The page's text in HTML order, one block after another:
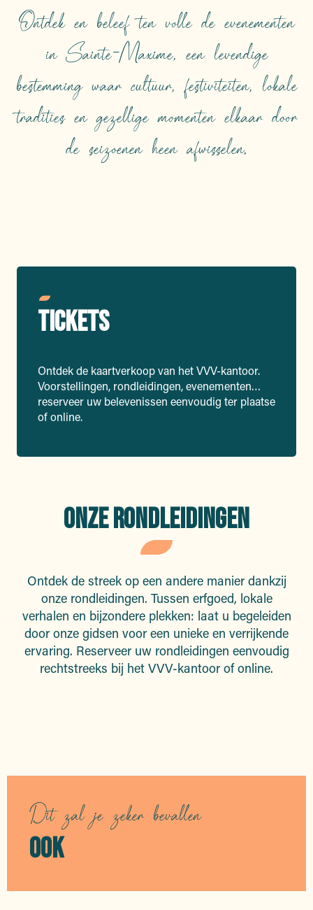
Ontdek en beleef ten volle de evenementen
in Sainte-Maxime, een levendige
bestemming waar cultuur, festiviteiten, lokale
tradities en gezellige momenten elkaar door
de seizoenen heen afwisselen.
TOPEVENEMENTEN
TICKETS
Ontdek de kaartverkoop van het VVV-kantoor.
Voorstellingen, rondleidingen, evenementen…
reserveer uw belevenissen eenvoudig ter plaatse
of online.
ONZE RONDLEIDINGEN
Ontdek de streek op een andere manier dankzij
onze rondleidingen. Tussen erfgoed, lokale
verhalen en bijzondere plekken: laat u begeleiden
door onze gidsen voor een unieke en verrijkende
ervaring. Reserveer uw rondleidingen eenvoudig
rechtstreeks bij het VVV-kantoor of online.
Dit zal je zeker bevallen
OOK